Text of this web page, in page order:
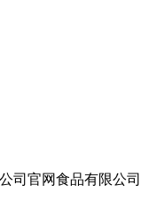
司官网食品有限公司